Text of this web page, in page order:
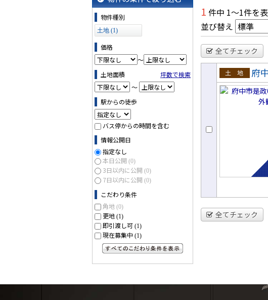
物件の条件で絞り込む
物件種別
土地 (1)
価格
～
土地面積
坪数で検索
～
駅からの徒歩
バス停からの時間を含む
情報公開日
指定なし
本日公開 (0)
3日以内に公開 (0)
7日以内に公開 (0)
こだわり条件
角地 (0)
更地 (1)
即引渡し可 (1)
現在募集中 (1)
1 件中 1～1件を
並び替え
全てチェック
売土地
府
全てチェック